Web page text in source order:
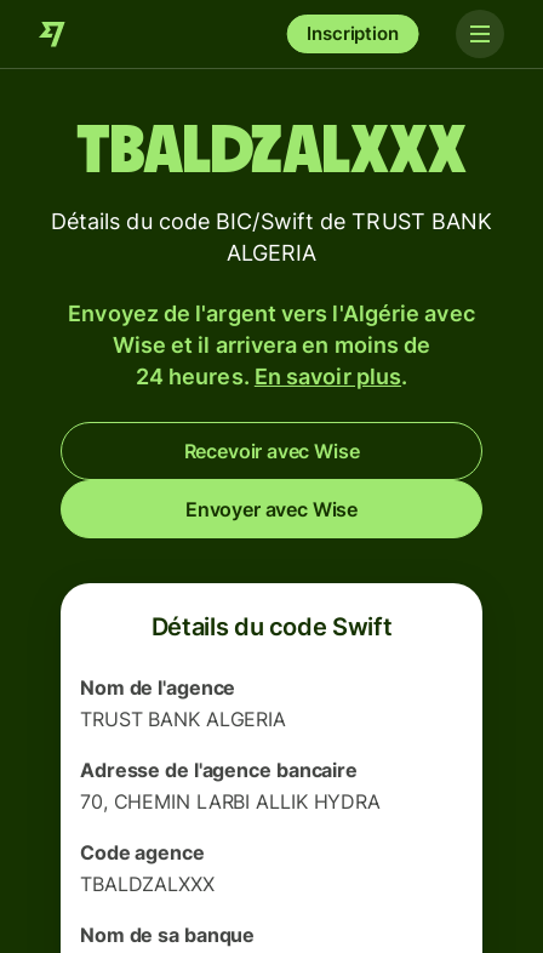
Inscription
TBALDZALXXX
Détails du code BIC/Swift de TRUST BANK
ALGERIA
Envoyez de l'argent vers l'Algérie avec
Wise et il arrivera en moins de
24 heures. En savoir plus.
Recevoir avec Wise
Envoyer avec Wise
Détails du code Swift
Nom de l'agence
TRUST BANK ALGERIA
Adresse de l'agence bancaire
70, CHEMIN LARBI ALLIK HYDRA
Code agence
TBALDZALXXX
Nom de sa banque